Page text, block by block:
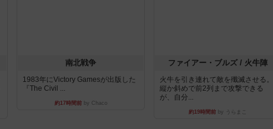
南北戦争
1983年にVictory Gamesが出版した
『The Civil ...
約17時間前by Chaco
ファイアー・ブルズ / 火牛陣
火牛を引き連れて敵を殲滅させる。
縦か斜めで前2列まで攻撃できる
が、自分...
約19時間前 by うらまこ